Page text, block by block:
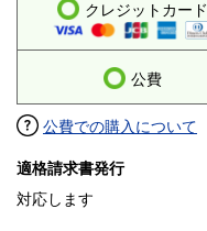
クレジットカード
公費
公費での購入について
適格請求書発行
対応します